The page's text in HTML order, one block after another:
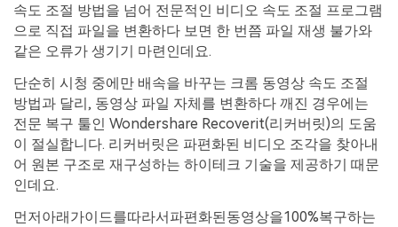
속도 조절 방법을 넘어 전문적인 비디오 속도 조절 프로그램
으로 직접 파일을 변환하다 보면 한 번쯤 파일 재생 불가와
같은 오류가 생기기 마련인데요.
단순히 시청 중에만 배속을 바꾸는 크롬 동영상 속도 조절
방법과 달리, 동영상 파일 자체를 변환하다 깨진 경우에는
전문 복구 툴인 Wondershare Recoverit(리커버릿)의 도움
이 절실합니다. 리커버릿은 파편화된 비디오 조각을 찾아내
어 원본 구조로 재구성하는 하이테크 기술을 제공하기 때문
인데요.
먼저아래가이드를따라서파편화된동영상을100%복구하는